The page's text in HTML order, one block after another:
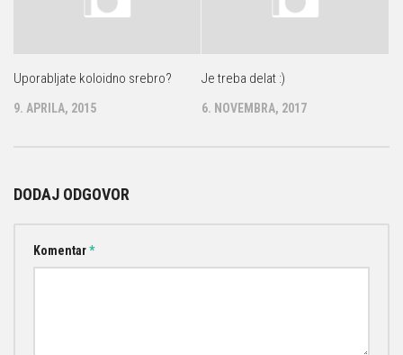
Uporabljate koloidno srebro?
9. APRILA, 2015
Je treba delat :)
6. NOVEMBRA, 2017
DODAJ ODGOVOR
Komentar*